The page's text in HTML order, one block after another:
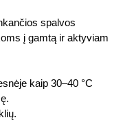
spalvos
į gamtą ir aktyviam
kaip 30–40 °C